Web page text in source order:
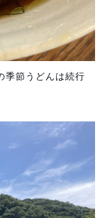
季節うどんは続行